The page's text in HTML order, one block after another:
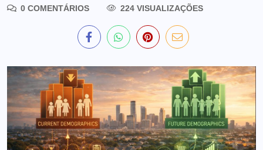
0 COMENTÁRIOS
224 VISUALIZAÇÕES